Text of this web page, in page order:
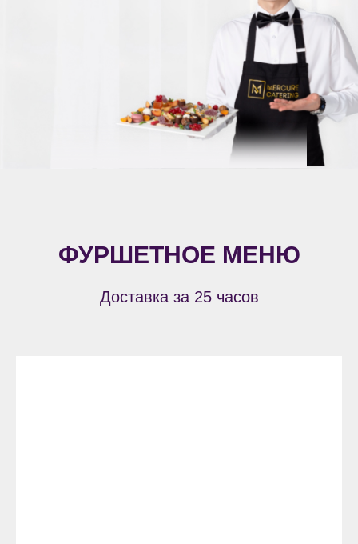
ФУРШЕТНОЕ МЕНЮ
Доставка за 25 часов